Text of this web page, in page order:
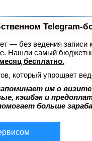
Telegram-
— без ведения
Нашли самый
бесплатно.
который упрощает
им о
кэшбэк и
больше